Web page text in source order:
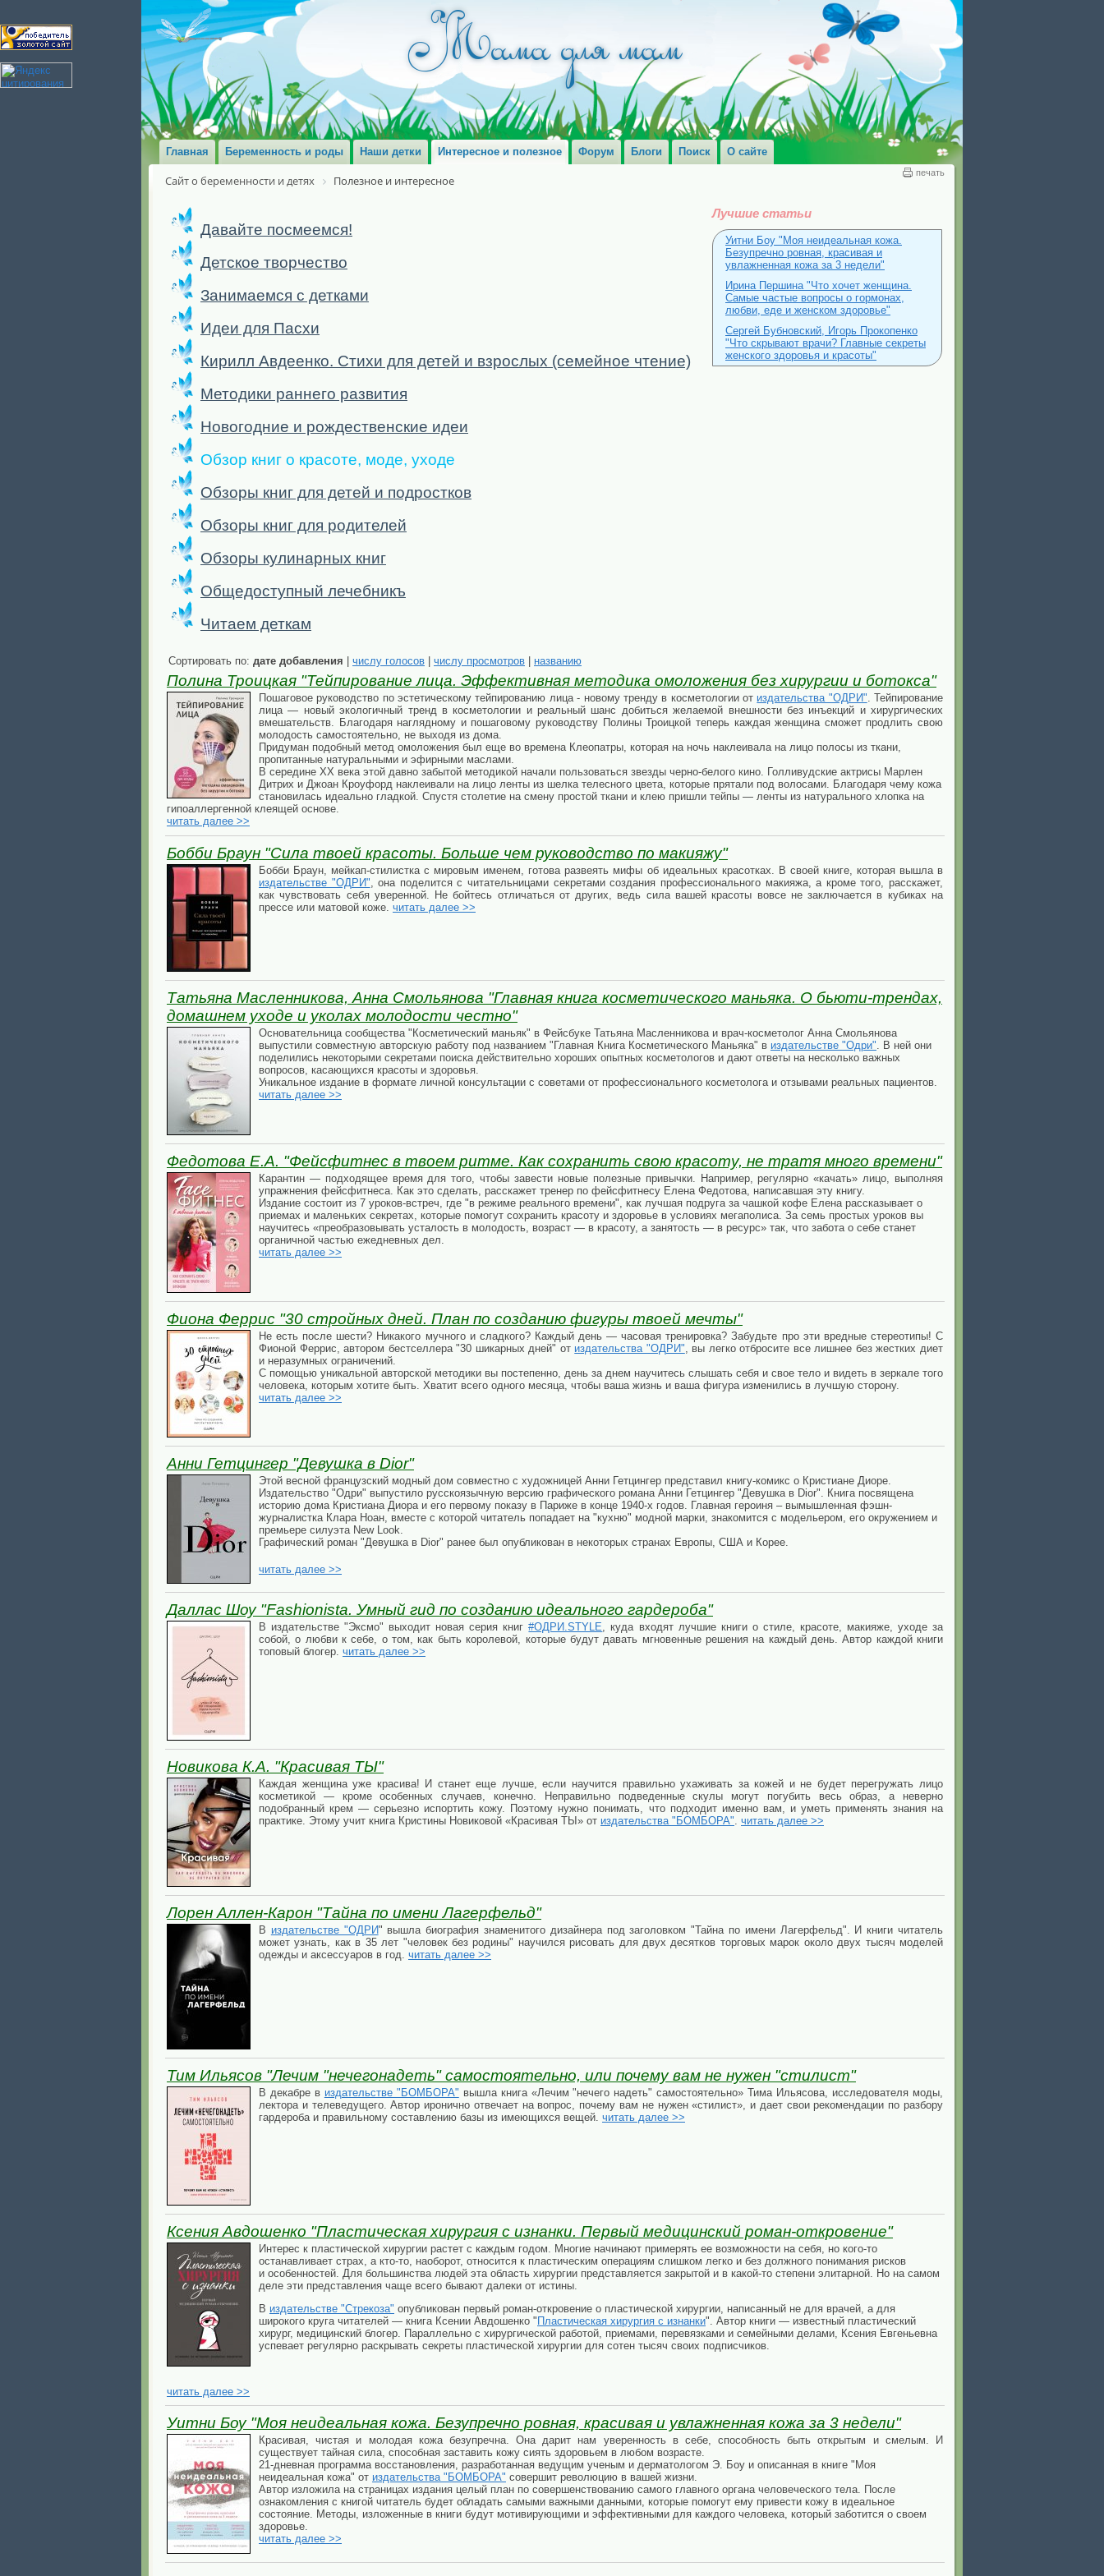
Главная Беременность и роды Наши детки Интересное и полезное Форум Блоги Поиск О сайте
печать
Сайт о беременности и детях Полезное и интересное
Давайте посмеемся!
Детское творчество
Занимаемся с детками
Идеи для Пасхи
Кирилл Авдеенко. Стихи для детей и взрослых (семейное чтение)
Методики раннего развития
Новогодние и рождественские идеи
Обзор книг о красоте, моде, уходе
Обзоры книг для детей и подростков
Обзоры книг для родителей
Обзоры кулинарных книг
Общедоступный лечебникъ
Читаем деткам
Лучшие статьи
Уитни Боу "Моя неидеальная кожа.
Безупречно ровная, красивая и
увлажненная кожа за 3 недели"
Ирина Першина "Что хочет женщина.
Самые частые вопросы о гормонах,
любви, еде и женском здоровье"
Сергей Бубновский, Игорь Прокопенко
"Что скрывают врачи? Главные секреты
женского здоровья и красоты"
Сортировать по: дате добавления числу голосов числу просмотров названию
Полина Троицкая "Тейпирование лица. Эффективная методика омоложения без хирургии и ботокса"
Пошаговое руководство по эстетическому тейпированию лица - новому тренду в косметологии от издательства "ОДРИ". Тейпирование
лица — новый экологичный тренд в косметологии и реальный шанс добиться желаемой внешности без инъекций и хирургических
вмешательств. Благодаря наглядному и пошаговому руководству Полины Троицкой теперь каждая женщина сможет продлить свою
молодость самостоятельно, не выходя из дома.
Придуман подобный метод омоложения был еще во времена Клеопатры, которая на ночь наклеивала на лицо полосы из ткани,
пропитанные натуральными и эфирными маслами.
В середине ХХ века этой давно забытой методикой начали пользоваться звезды черно-белого кино. Голливудские актрисы Марлен
Дитрих и Джоан Кроуфорд наклеивали на лицо ленты из шелка телесного цвета, которые прятали под волосами. Благодаря чему кожа
становилась идеально гладкой. Спустя столетие на смену простой ткани и клею пришли тейпы — ленты из натурального хлопка на
гипоаллергенной клеящей основе.
читать далее >>
Бобби Браун "Сила твоей красоты. Больше чем руководство по макияжу"
Бобби Браун, мейкап-стилистка с мировым именем, готова развеять мифы об идеальных красотках. В своей книге, которая вышла в
издательстве "ОДРИ", она поделится с читательницами секретами создания профессионального макияжа, а кроме того, расскажет,
как чувствовать себя уверенной. Не бойтесь отличаться от других, ведь сила вашей красоты вовсе не заключается в кубиках на
прессе или матовой коже. читать далее >>
Татьяна Масленникова, Анна Смольянова "Главная книга косметического маньяка. О бьюти-трендах,
домашнем уходе и уколах молодости честно"
Основательница сообщества "Косметический маньяк" в Фейсбуке Татьяна Масленникова и врач-косметолог Анна Смольянова
выпустили совместную авторскую работу под названием "Главная Книга Косметического Маньяка" в издательстве "Одри". В ней они
поделились некоторыми секретами поиска действительно хороших опытных косметологов и дают ответы на несколько важных
вопросов, касающихся красоты и здоровья.
Уникальное издание в формате личной консультации с советами от профессионального косметолога и отзывами реальных пациентов.
читать далее >>
Федотова Е.А. "Фейсфитнес в твоем ритме. Как сохранить свою красоту, не тратя много времени"
Карантин — подходящее время для того, чтобы завести новые полезные привычки. Например, регулярно «качать» лицо, выполняя
упражнения фейсфитнеса. Как это сделать, расскажет тренер по фейсфитнесу Елена Федотова, написавшая эту книгу.
Издание состоит из 7 уроков-встреч, где "в режиме реального времени", как лучшая подруга за чашкой кофе Елена рассказывает о
приемах и маленьких секретах, которые помогут сохранить красоту и здоровье в условиях мегаполиса. За семь простых уроков вы
научитесь «преобразовывать усталость в молодость, возраст — в красоту, а занятость — в ресурс» так, что забота о себе станет
органичной частью ежедневных дел.
читать далее >>
Фиона Феррис "30 стройных дней. План по созданию фигуры твоей мечты"
Не есть после шести? Никакого мучного и сладкого? Каждый день — часовая тренировка? Забудьте про эти вредные стереотипы! С
Фионой Феррис, автором бестселлера "30 шикарных дней" от издательства "ОДРИ", вы легко отбросите все лишнее без жестких диет
и неразумных ограничений.
С помощью уникальной авторской методики вы постепенно, день за днем научитесь слышать себя и свое тело и видеть в зеркале того
человека, которым хотите быть. Хватит всего одного месяца, чтобы ваша жизнь и ваша фигура изменились в лучшую сторону.
читать далее >>
Анни Гетцингер "Девушка в Dior"
Этой весной французский модный дом совместно с художницей Анни Гетцингер представил книгу-комикс о Кристиане Диоре.
Издательство "Одри" выпустило русскоязычную версию графического романа Анни Гетцингер "Девушка в Dior". Книга посвящена
историю дома Кристиана Диора и его первому показу в Париже в конце 1940-х годов. Главная героиня – вымышленная фэшн-
журналистка Клара Ноан, вместе с которой читатель попадает на "кухню" модной марки, знакомится с модельером, его окружением и
премьере силуэта New Look.
Графический роман "Девушка в Dior" ранее был опубликован в некоторых странах Европы, США и Корее.
читать далее >>
Даллас Шоу "Fashionista. Умный гид по созданию идеального гардероба"
В издательстве "Эксмо" выходит новая серия книг#ОДРИ.STYLE, куда входят лучшие книги о стиле, красоте, макияже, уходе за
собой, о любви к себе, о том, как быть королевой, которые будут давать мгновенные решения на каждый день. Автор каждой книги
топовый блогер. читать далее >>
Новикова К.А. "Красивая ТЫ"
Каждая женщина уже красива! И станет еще лучше, если научится правильно ухаживать за кожей и не будет перегружать лицо
косметикой — кроме особенных случаев, конечно. Неправильно подведенные скулы могут погубить весь образ, а неверно
подобранный крем — серьезно испортить кожу. Поэтому нужно понимать, что подходит именно вам, и уметь применять знания на
практике. Этому учит книга Кристины Новиковой «Красивая ТЫ» от издательства "БОМБОРА". читать далее >>
Лорен Аллен-Карон "Тайна по имени Лагерфельд"
В издательстве "ОДРИ" вышла биография знаменитого дизайнера под заголовком "Тайна по имени Лагерфельд". И книги читатель
может узнать, как в 35 лет "человек без родины" научился рисовать для двух десятков торговых марок около двух тысяч моделей
одежды и аксессуаров в год. читать далее >>
Тим Ильясов "Лечим "нечегонадеть" самостоятельно, или почему вам не нужен "стилист"
В декабре в издательстве "БОМБОРА" вышла книга «Лечим "нечего надеть" самостоятельно» Тима Ильясова, исследователя моды,
лектора и телеведущего. Автор иронично отвечает на вопрос, почему вам не нужен «стилист», и дает свои рекомендации по разбору
гардероба и правильному составлению базы из имеющихся вещей. читать далее >>
Ксения Авдошенко "Пластическая хирургия с изнанки. Первый медицинский роман-откровение"
Интерес к пластической хирургии растет с каждым годом. Многие начинают примерять ее возможности на себя, но кого-то
останавливает страх, а кто-то, наоборот, относится к пластическим операциям слишком легко и без должного понимания рисков
и особенностей. Для большинства людей эта область хирургии представляется закрытой и в какой-то степени элитарной. Но на самом
деле эти представления чаще всего бывают далеки от истины.
В издательстве "Стрекоза" опубликован первый роман-откровение о пластической хирургии, написанный не для врачей, а для
широкого круга читателей — книга Ксении Авдошенко " Пластическая хирургия с изнанки". Автор книги — известный пластический
хирург, медицинский блогер. Параллельно с хирургической работой, приемами, перевязками и семейными делами, Ксения Евгеньевна
успевает регулярно раскрывать секреты пластической хирургии для сотен тысяч своих подписчиков.
читать далее >>
Уитни Боу "Моя неидеальная кожа. Безупречно ровная, красивая и увлажненная кожа за 3 недели"
Красивая, чистая и молодая кожа безупречна. Она дарит нам уверенность в себе, способность быть открытым и смелым. И
существует тайная сила, способная заставить кожу сиять здоровьем в любом возрасте.
21-дневная программа восстановления, разработанная ведущим ученым и дерматологом Э. Боу и описанная в книге "Моя
неидеальная кожа" от издательства "БОМБОРА" совершит революцию в вашей жизни.
Автор изложила на страницах издания целый план по совершенствованию самого главного органа человеческого тела. После
ознакомления с книгой читатель будет обладать самыми важными данными, которые помогут ему привести кожу в идеальное
состояние. Методы, изложенные в книги будут мотивирующими и эффективными для каждого человека, который заботится о своем
здоровье.
читать далее >>